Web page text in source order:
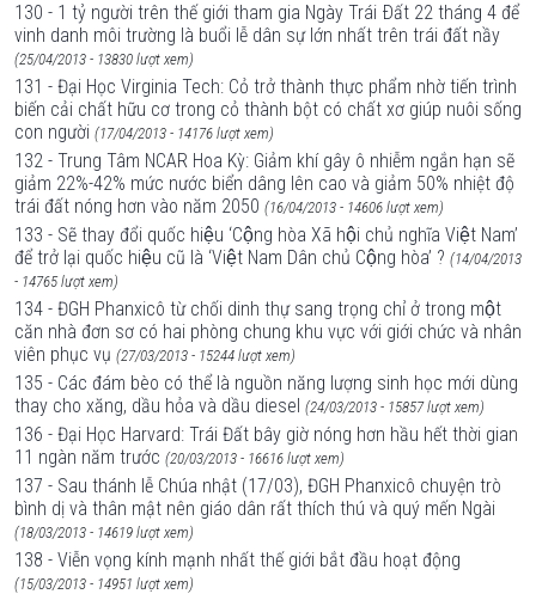
130 - 1 tỷ người trên thế giới tham gia Ngày Trái Ðất 22 tháng 4 để
vinh danh môi trường là buổi lễ dân sự lớn nhất trên trái đất nầy
(25/04/2013 - 13830 lượt xem)
131 - Đại Học Virginia Tech: Cỏ trở thành thực phẩm nhờ tiến trình
biến cải chất hữu cơ trong cỏ thành bột có chất xơ giúp nuôi sống
con người (17/04/2013 - 14176 lượt xem)
132 - Trung Tâm NCAR Hoa Kỳ: Giảm khí gây ô nhiễm ngắn hạn sẽ
giảm 22%-42% mức nước biển dâng lên cao và giảm 50% nhiệt độ
trái đất nóng hơn vào năm 2050 (16/04/2013 - 14606 lượt xem)
133 - Sẽ thay đổi quốc hiệu ‘Cộng hòa Xã hội chủ nghĩa Việt Nam’
để trở lại quốc hiệu cũ là ‘Việt Nam Dân chủ Cộng hòa’ ? (14/04/2013
- 14765 lượt xem)
134 - ĐGH Phanxicô từ chối dinh thự sang trọng chỉ ở trong một
căn nhà đơn sơ có hai phòng chung khu vực với giới chức và nhân
viên phục vụ (27/03/2013 - 15244 lượt xem)
135 - Các đám bèo có thể là nguồn năng lượng sinh học mới dùng
thay cho xăng, dầu hỏa và dầu diesel (24/03/2013 - 15857 lượt xem)
136 - Đại Học Harvard: Trái Đất bây giờ nóng hơn hầu hết thời gian
11 ngàn năm trước (20/03/2013 - 16616 lượt xem)
137 - Sau thánh lễ Chúa nhật (17/03), ĐGH Phanxicô chuyện trò
bình dị và thân mật nên giáo dân rất thích thú và quý mến Ngài
(18/03/2013 - 14619 lượt xem)
138 - Viễn vọng kính mạnh nhất thế giới bắt đầu hoạt động
(15/03/2013 - 14951 lượt xem)